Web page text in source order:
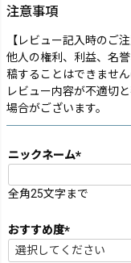
注意事項
【レビュー記入時のご注
他人の権利、利益、名
稿することはできませ
レビュー内容が不適切
場合がございます。
ニックネーム
須)
全角25文字まで
おすすめ度
(必